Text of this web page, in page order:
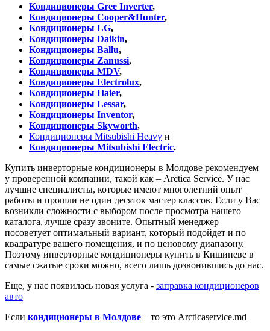
Кондиционеры Gree Inverter,
Кондиционеры Cooper&Hunter,
Кондиционеры LG,
Кондиционеры Daikin,
Кондиционеры Ballu,
Кондиционеры Zanussi,
Кондиционеры MDV,
Кондиционеры Electrolux,
Кондиционеры Haier,
Кондиционеры Lessar,
Кондиционеры Inventor,
Кондиционеры Skyworth,
Кондиционеры Mitsubishi Heavy и
Кондиционеры Mitsubishi Electric.
Купить инверторные кондиционеры в Молдове рекомендуем
у проверенной компании, такой как – Arctica Service. У нас
лучшие специалисты, которые имеют многолетний опыт
работы и прошли не один десяток мастер классов. Если у Вас
возникли сложности с выбором после просмотра нашего
каталога, лучше сразу звоните. Опытный менеджер
посоветует оптимальный вариант, который подойдет и по
квадратуре вашего помещения, и по ценовому диапазону.
Поэтому инверторные кондиционеры купить в Кишиневе в
самые сжатые сроки можно, всего лишь дозвонившись до нас.
Еще, у нас появилась новая услуга - заправка кондиционеров
авто
Если кондиционеры в Молдове – то это Arcticaservice.md